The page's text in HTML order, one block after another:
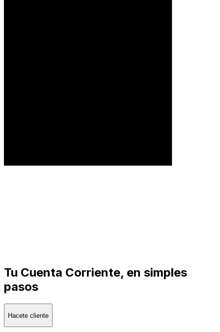
Tu Cuenta Corriente, en simples
pasos
Hacete cliente